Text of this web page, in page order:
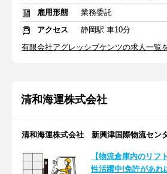
雇用形態
業務委託
アクセス
静岡駅 車10分
有限会社アグレッシブケンツの求人一覧
清和海運株式会社
清和海運株式会社 新興津国際物流セン
【物流倉庫内のリフ
性活躍中!免許があれ